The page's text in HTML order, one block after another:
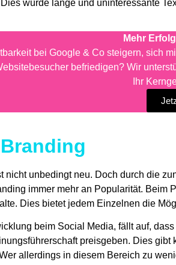
würde lange und uninteressante
Mehr
bei Google & Co steigern, sich
befriedigen? Wir
Ihr
nicht unbedingt neu. Doch durch die
immer mehr an Popularität. Beim
Dies bietet jedem Einzelnen die
beim Social Media, fällt auf,
preisgeben. Dies
allerdings in diesem Bereich zu